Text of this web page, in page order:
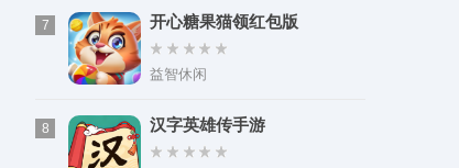
7 开心糖果猫领红包版
益智休闲
8 汉字英雄传手游